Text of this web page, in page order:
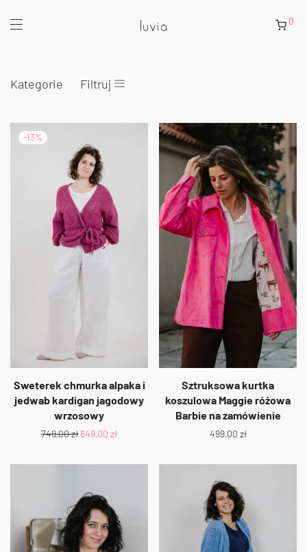
0
Kategorie Filtruj
-13%
Sweterek chmurka alpaka i
jedwab kardigan jagodowy
wrzosowy
749,00zł 649,00 zł
Sztruksowa kurtka
koszulowa Maggie różowa
Barbie na zamówienie
499,00 zł